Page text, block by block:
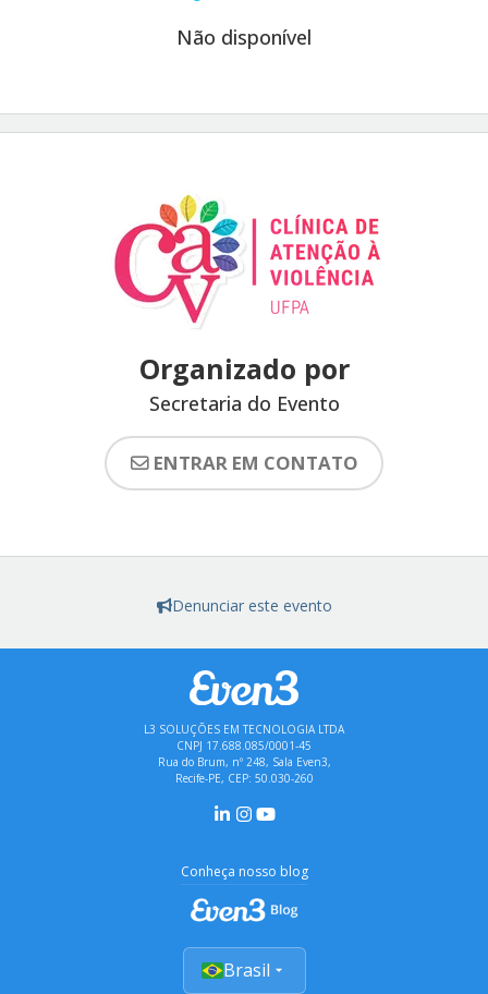
Não disponível
Organizado por
Secretaria do Evento
ENTRAR EM CONTATO
Denunciar este evento
L3 SOLUÇÕES EM TECNOLOGIA LTDA
CNPJ 17.688.085/0001-45
Rua do Brum, nº 248, Sala Even3,
Recife-PE, CEP: 50.030-260
Conheça nosso blog
Brasil